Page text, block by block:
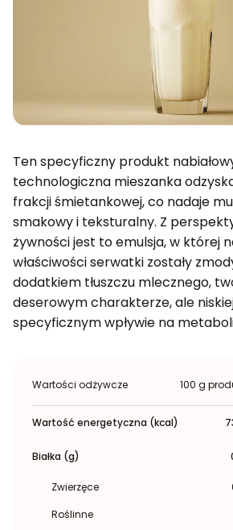
Ten specyficzny produkt
technologiczna mieszanka
frakcji śmietankowej, co nadaje
smakowy i teksturalny. Z
żywności jest to emulsja, w której
właściwości serwatki zostały
dodatkiem tłuszczu mlecznego,
deserowym charakterze, ale
specyficznym wpływie na
Wartości odżywcze 100 g
Wartość energetyczna (kcal)
Białka (g)
Zwierzęce
Roślinne